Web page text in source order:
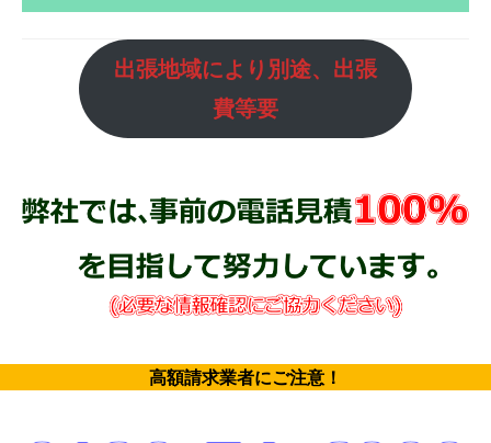
出張地域により別途、出張
費等要
高額請求業者にご注意 ！